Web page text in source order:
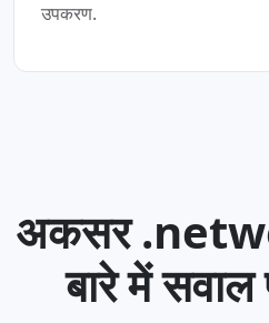
उपकरण.
अकसर
बारे में